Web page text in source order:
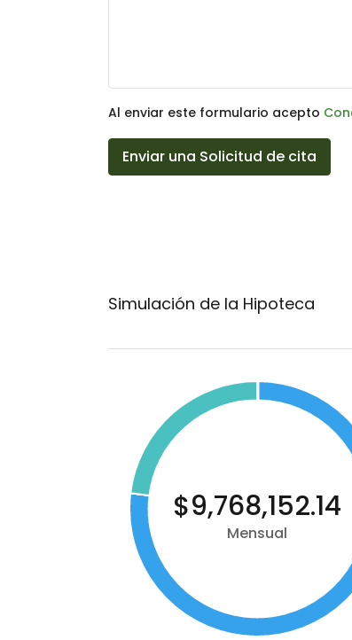
Al enviar este formulario acepto
Enviar una Solicitud de cita
Simulación de la Hipoteca
$9,768,152.14
Mensual